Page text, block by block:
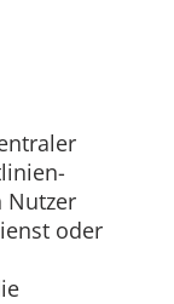
Nutzer
oder